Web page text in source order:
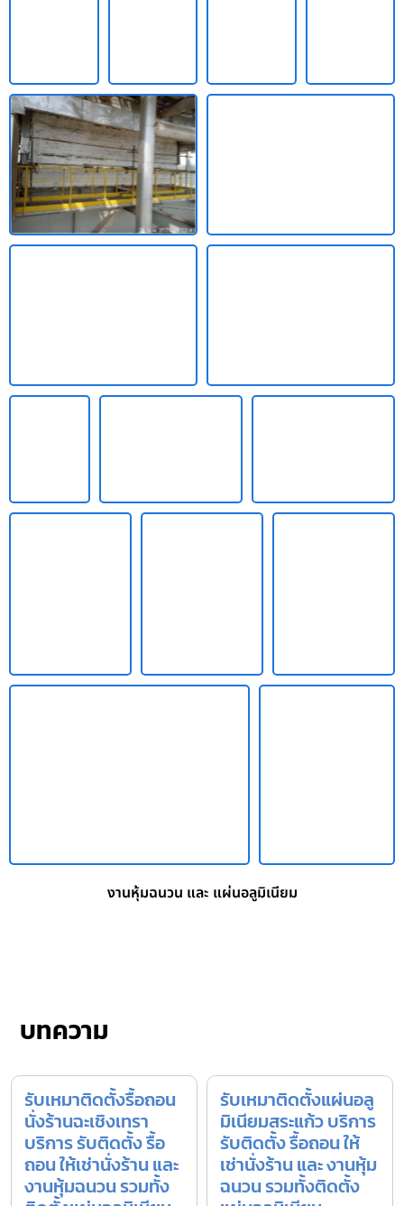
งานหุ้มฉนวน และ แผ่นอลูมิเนียม
บทความ
รับเหมาติดตั้งรื้อถอน
นั่งร้านฉะเชิงเทรา
บริการ รับติดตั้ง รื้อ
ถอน ให้เช่านั่งร้าน และ
งานหุ้มฉนวน รวมทั้ง
รับเหมาติดตั้งแผ่นอลู
มิเนียมสระแก้ว บริการ
รับติดตั้ง รื้อถอน ให้
เช่านั่งร้าน และ งานหุ้ม
ฉนวน รวมทั้งติดตั้ง